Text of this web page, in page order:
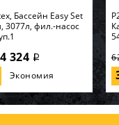
Бассейн Easy Set
3077л, фил.-насос
4 324 i
Экономия